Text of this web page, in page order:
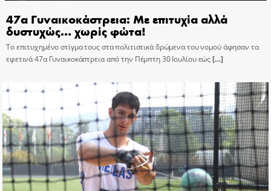
47α Γυναικοκάστρεια: Με επιτυχία αλλά
δυστυχώς… χωρίς φώτα!
Το επιτυχημένο στίγμα τους στα πολιτιστικά δρώμενα του νομού άφησαν τα
εφετινά 47α Γυναικοκάστρεια από την Πέμπτη 30 Ιουλίου εώς[…]